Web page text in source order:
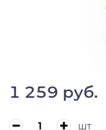
1 259 руб.
шт